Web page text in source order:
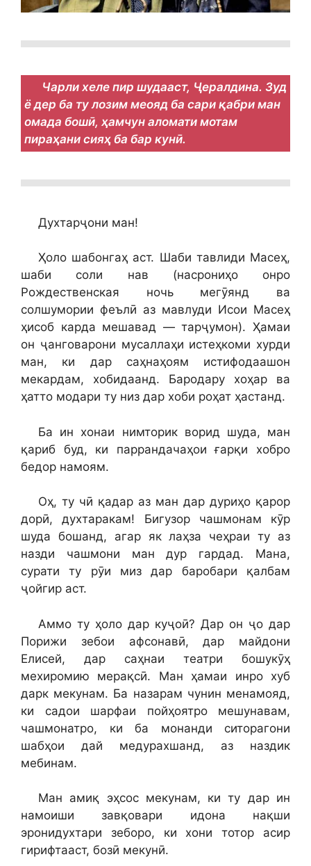
Чарли хеле пир шудааст, Ҷералдина. Зуд
ё дер ба ту лозим меояд ба сари қабри ман
омада бошӣ, ҳамчун аломати мотам
пираҳани сияҳ ба бар кунӣ.
Духтарҷони ман!
Ҳоло шабонгаҳ аст. Шаби тавлиди Масеҳ,
шаби соли нав (насрониҳо онро
Рождественская ночь мегӯянд ва
солшумории феълӣ аз мавлуди Исои Масеҳ
ҳисоб карда мешавад — тарҷумон). Ҳамаи
он ҷанговарони мусаллаҳи истеҳкоми хурди
ман, ки дар саҳнаҳоям истифодаашон
мекардам, хобидаанд. Бародару хоҳар ва
ҳатто модари ту низ дар хоби роҳат ҳастанд.
Ба ин хонаи нимторик ворид шуда, ман
қариб буд, ки паррандачаҳои ғарқи хобро
бедор намоям.
Оҳ, ту чӣ қадар аз ман дар дуриҳо қарор
дорӣ, духтаракам! Бигузор чашмонам кӯр
шуда бошанд, агар як лаҳза чеҳраи ту аз
назди чашмони ман дур гардад. Мана,
сурати ту рӯи миз дар баробари қалбам
ҷойгир аст.
Аммо ту ҳоло дар куҷоӣ? Дар он ҷо дар
Порижи зебои афсонавӣ, дар майдони
Елисей, дар саҳнаи театри бошукӯҳ
мехиромию мерақсӣ. Ман ҳамаи инро хуб
дарк мекунам. Ба назарам чунин менамояд,
ки садои шарфаи пойҳоятро мешунавам,
чашмонатро, ки ба монанди ситорагони
шабҳои дай медурахшанд, аз наздик
мебинам.
Ман амиқ эҳсос мекунам, ки ту дар ин
намоиши завқовари идона нақши
эронидухтари зеборо, ки хони тотор асир
гирифтааст, бозӣ мекунӣ.